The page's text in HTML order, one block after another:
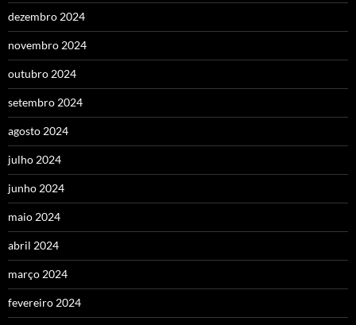
dezembro 2024
novembro 2024
outubro 2024
setembro 2024
agosto 2024
julho 2024
junho 2024
maio 2024
abril 2024
março 2024
fevereiro 2024